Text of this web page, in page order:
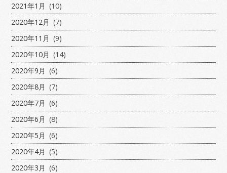
2021年1月 (10)
2020年12月 (7)
2020年11月 (9)
2020年10月 (14)
2020年9月 (6)
2020年8月 (7)
2020年7月 (6)
2020年6月 (8)
2020年5月 (6)
2020年4月 (5)
2020年3月 (6)